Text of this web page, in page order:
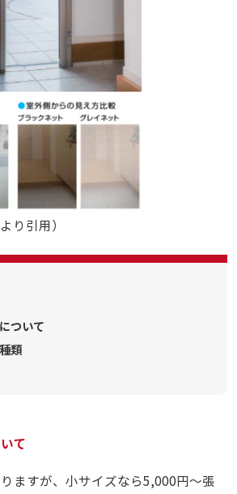
り引用）
ついて
類
て
ますが、小サイズなら5,000円～張